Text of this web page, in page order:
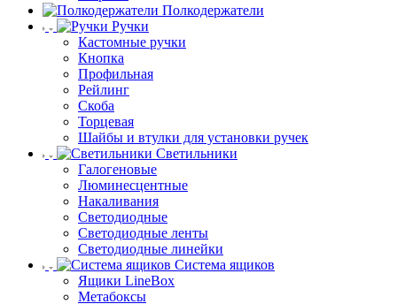
Полкодержатели
Ручки
Кастомные ручки
Кнопка
Профильная
Рейлинг
Скоба
Торцевая
Шайбы и втулки для установки ручек
Светильники
Галогеновые
Люминесцентные
Накаливания
Светодиодные
Светодиодные ленты
Светодиодные линейки
Система ящиков
Ящики LineBox
Метабоксы